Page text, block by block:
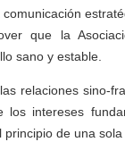
que la
sano y estable.
relaciones sino-
los intereses
de una